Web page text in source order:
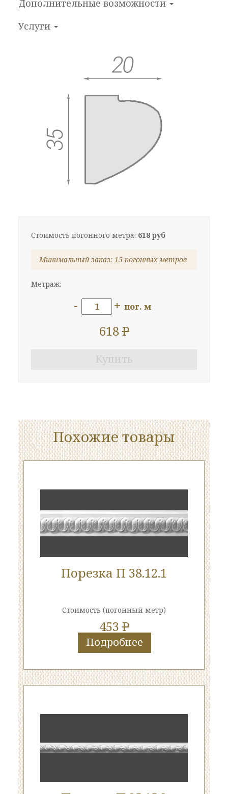
Дополнительные возможности
Услуги
Стоимость погонного метра: 618 руб
Минимальный заказ: 15 погонных метров
Метраж:
- + пог. м
618P
Купить
Похожие товары
Порезка П 38.12.1
Стоимость (погонный метр)
453P
Подробнее